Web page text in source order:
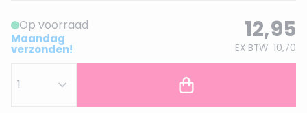
Op voorraad
Maandag
verzonden!
12,95
EX BTW 10,70